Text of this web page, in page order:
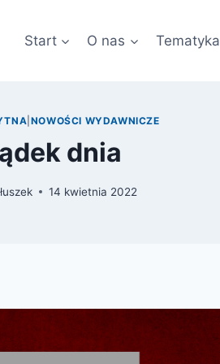
Start O nas Tematyka
NOWOŚCI WYDAWNICZE
dnia
14 kwietnia 2022